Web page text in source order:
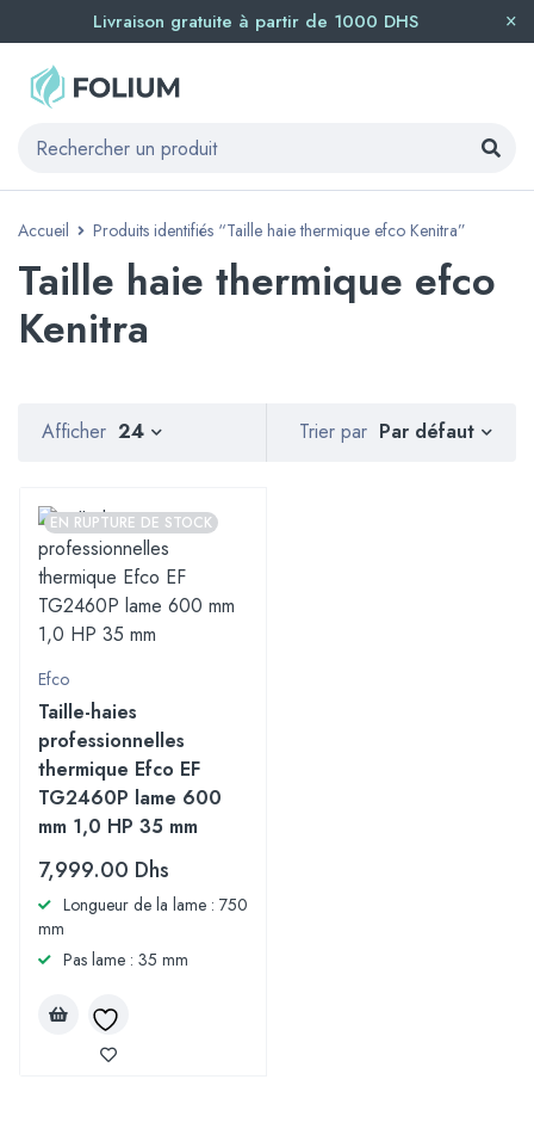
Livraison gratuite à partir de 1000 DHS
Accueil Produits identifiés “Taille haie thermique efco Kenitra”
Taille haie thermique efco
Kenitra
Trier par Par défaut
Afficher 24
EN RUPTURE DE STOCK
Efco
Taille-haies
professionnelles
thermique Efco EF
TG2460P lame 600
mm 1,0 HP 35 mm
7,999.00 Dhs
Longueur de la lame : 750
mm
Pas lame : 35 mm